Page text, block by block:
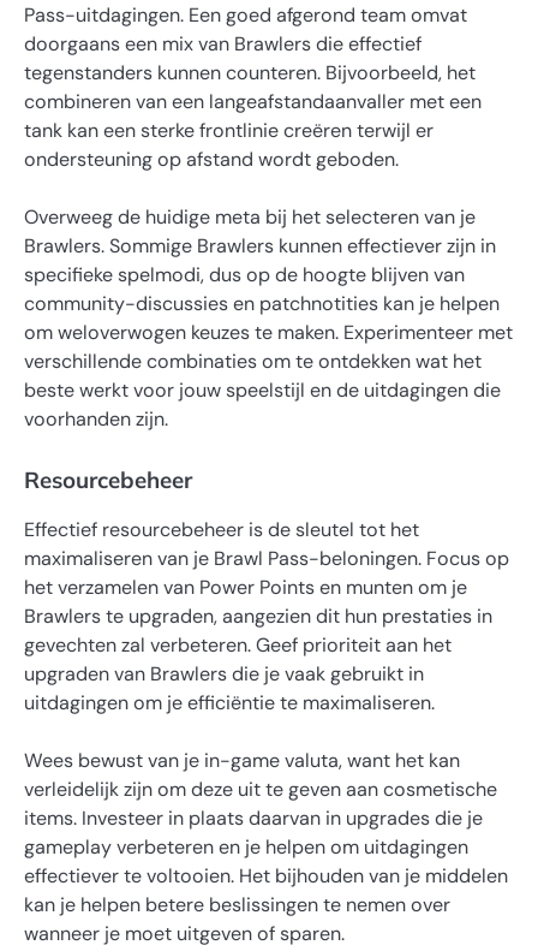
Pass-uitdagingen. Een goed afgerond team omvat
doorgaans een mix van Brawlers die effectief
tegenstanders kunnen counteren. Bijvoorbeeld, het
combineren van een langeafstandaanvaller met een
tank kan een sterke frontlinie creëren terwijl er
ondersteuning op afstand wordt geboden.
Overweeg de huidige meta bij het selecteren van je
Brawlers. Sommige Brawlers kunnen effectiever zijn in
specifieke spelmodi, dus op de hoogte blijven van
community-discussies en patchnotities kan je helpen
om weloverwogen keuzes te maken. Experimenteer met
verschillende combinaties om te ontdekken wat het
beste werkt voor jouw speelstijl en de uitdagingen die
voorhanden zijn.
Resourcebeheer
Effectief resourcebeheer is de sleutel tot het
maximaliseren van je Brawl Pass-beloningen. Focus op
het verzamelen van Power Points en munten om je
Brawlers te upgraden, aangezien dit hun prestaties in
gevechten zal verbeteren. Geef prioriteit aan het
upgraden van Brawlers die je vaak gebruikt in
uitdagingen om je efficiëntie te maximaliseren.
Wees bewust van je in-game valuta, want het kan
verleidelijk zijn om deze uit te geven aan cosmetische
items. Investeer in plaats daarvan in upgrades die je
gameplay verbeteren en je helpen om uitdagingen
effectiever te voltooien. Het bijhouden van je middelen
kan je helpen betere beslissingen te nemen over
wanneer je moet uitgeven of sparen.